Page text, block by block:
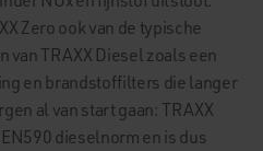
Zero ook van de typische
TRAXX Diesel zoals een
en brandstoffilters die langer
al van start gaan: TRAXX
dieselnorm en is dus